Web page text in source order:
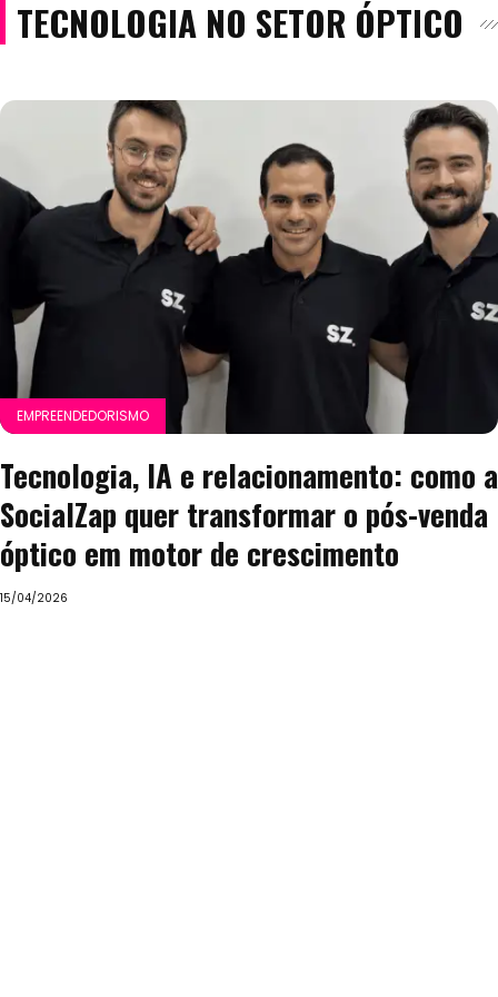
TECNOLOGIA NO SETOR ÓPTICO
EMPREENDEDORISMO
Tecnologia, IA e relacionamento: como a
SocialZap quer transformar o pós-venda
óptico em motor de crescimento
15/04/2026